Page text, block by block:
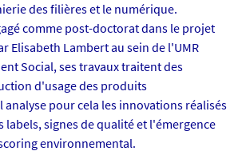
des filières et le numérique.
comme post-doctorat dans le projet
Elisabeth Lambert au sein de l'UMR
Social, ses travaux traitent des
d'usage des produits
analyse pour cela les innovations réalisés
labels, signes de qualité et l'émergence
environnemental.